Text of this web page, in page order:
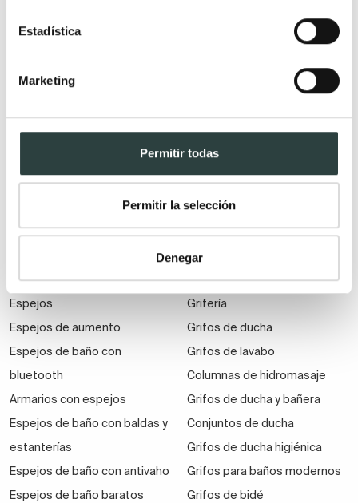
Estadística
Marketing
Permitir todas
Permitir la selección
Denegar
neoclásicos
Muebles de baño Salgar
suspendidos
Lavabos encastrados
Espejos
Espejos de aumento
Espejos de baño con
bluetooth
Armarios con espejos
Espejos de baño con baldas y
estanterías
Espejos de baño con antivaho
Espejos de baño baratos
Grifería
Grifos de ducha
Grifos de lavabo
Columnas de hidromasaje
Grifos de ducha y bañera
Conjuntos de ducha
Grifos de ducha higiénica
Grifos para baños modernos
Grifos de bidé